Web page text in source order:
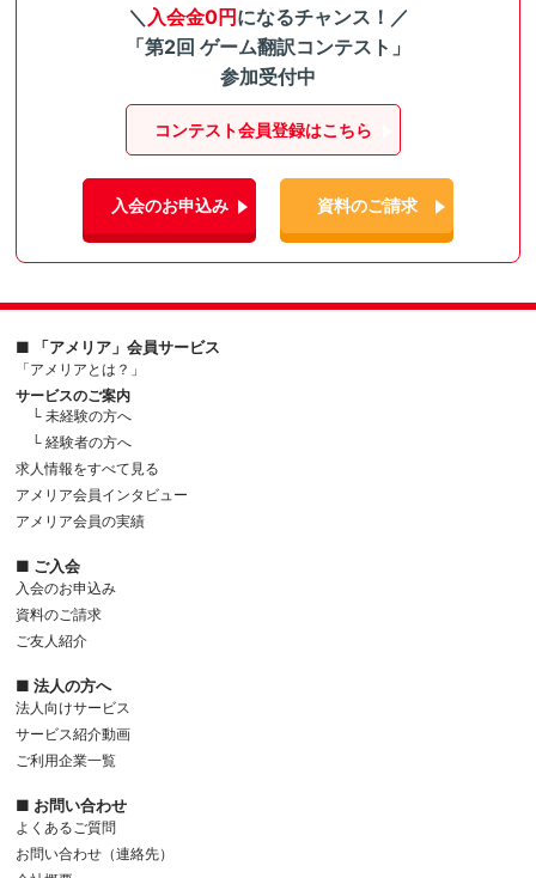
＼ 入会金0円になるチャンス！／
「第2回 ゲーム翻訳コンテスト」
参加受付中
コンテスト会員登録はこちら
入会のお申込み 資料のご請求
■ 「アメリア」会員サービス
「アメリアとは？」
サービスのご案内
└ 未経験の方へ
└ 経験者の方へ
求人情報をすべて見る
アメリア会員インタビュー
アメリア会員の実績
■ ご入会
入会のお申込み
資料のご請求
ご友人紹介
■ 法人の方へ
法人向けサービス
サービス紹介動画
ご利用企業一覧
■ お問い合わせ
よくあるご質問
お問い合わせ（連絡先）